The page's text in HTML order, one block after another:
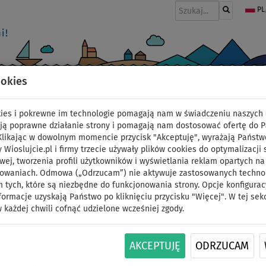
i pokrewne im technologie pomagają nam w świadczeniu naszych
poprawne działanie strony i pomagają nam dostosować ofertę do
w dowolnym momencie przycisk "Akceptuję", wyrażają
Wioslujcie.pl i firmy trzecie używały plików cookies do optymalizacji
tworzenia profili użytkowników i wyświetlania reklam opartych na
Odmowa („Odrzucam”) nie aktywuje zastosowanych
tych, które są niezbędne do funkcjonowania strony. Opcje
uzyskają Państwo po kliknięciu przycisku "Więcej". W tej
każdej chwili cofnąć udzielone wcześniej zgody.
AKCEPTUJĘ ODRZUCAM
Deska SUP
pompowany
podstawowy
OPCJA
DARMOWA
ID: 12351392485